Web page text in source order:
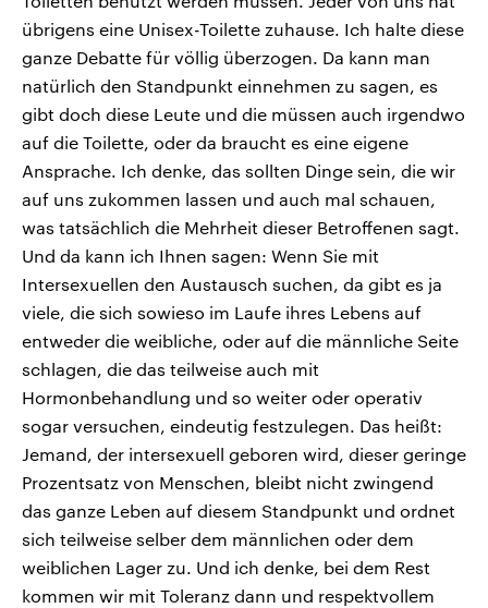
übrigens eine Unisex-Toilette zuhause. Ich halte diese
ganze Debatte für völlig überzogen. Da kann man
natürlich den Standpunkt einnehmen zu sagen, es
gibt doch diese Leute und die müssen auch irgendwo
auf die Toilette, oder da braucht es eine eigene
Ansprache. Ich denke, das sollten Dinge sein, die wir
auf uns zukommen lassen und auch mal schauen,
was tatsächlich die Mehrheit dieser Betroffenen sagt.
Und da kann ich Ihnen sagen: Wenn Sie mit
Intersexuellen den Austausch suchen, da gibt es ja
viele, die sich sowieso im Laufe ihres Lebens auf
entweder die weibliche, oder auf die männliche Seite
schlagen, die das teilweise auch mit
Hormonbehandlung und so weiter oder operativ
sogar versuchen, eindeutig festzulegen. Das heißt:
Jemand, der intersexuell geboren wird, dieser geringe
Prozentsatz von Menschen, bleibt nicht zwingend
das ganze Leben auf diesem Standpunkt und ordnet
sich teilweise selber dem männlichen oder dem
weiblichen Lager zu. Und ich denke, bei dem Rest
kommen wir mit Toleranz dann und respektvollem